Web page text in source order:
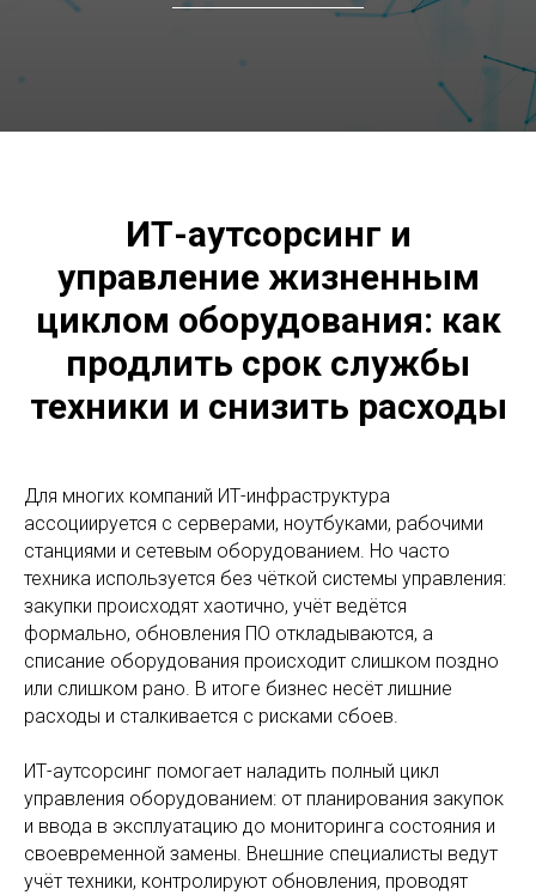
ИТ-аутсорсинг и
управление жизненным
циклом оборудования: как
продлить срок службы
техники и снизить расходы
Для многих компаний ИТ-инфраструктура
ассоциируется с серверами, ноутбуками, рабочими
станциями и сетевым оборудованием. Но часто
техника используется без чёткой системы управления:
закупки происходят хаотично, учёт ведётся
формально, обновления ПО откладываются, а
списание оборудования происходит слишком поздно
или слишком рано. В итоге бизнес несёт лишние
расходы и сталкивается с рисками сбоев.
ИТ-аутсорсинг помогает наладить полный цикл
управления оборудованием: от планирования закупок
и ввода в эксплуатацию до мониторинга состояния и
своевременной замены. Внешние специалисты ведут
учёт техники, контролируют обновления, проводят